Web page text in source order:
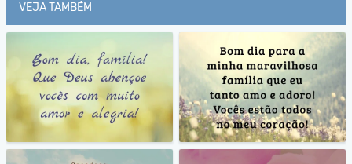
VEJA TAMBÉM